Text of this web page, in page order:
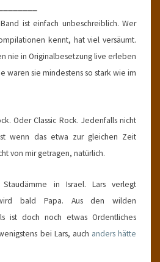
ist einfach unbeschreiblich. Wer
kennt, hat viel versäumt.
nie in Originalbesetzung live erleben
waren sie mindestens so stark wie im
Oder Classic Rock. Jedenfalls nicht
wenn das etwa zur gleichen Zeit
von mir getragen, natürlich.
in Israel. Lars verlegt
bald Papa. Aus den wilden
ist doch noch etwas Ordentliches
bei Lars, auch anders hätte